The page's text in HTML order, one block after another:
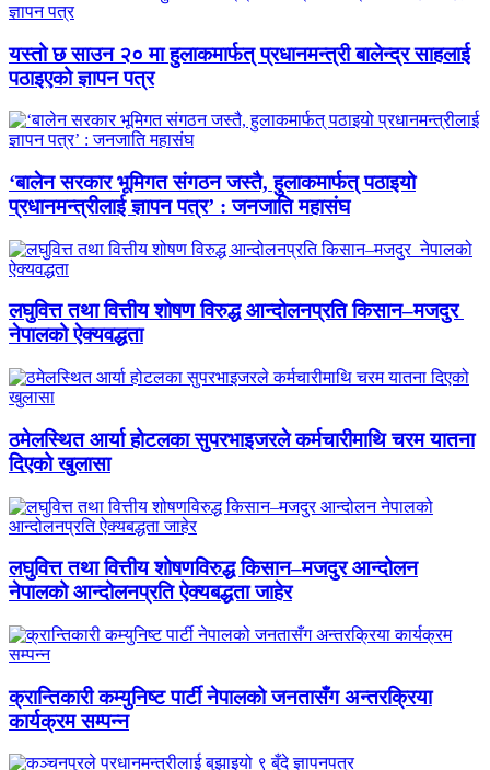
यस्तो छ साउन २० मा हुलाकमार्फत् प्रधानमन्त्री बालेन्द्र साहलाई
पठाइएको ज्ञापन पत्र
‘बालेन सरकार भूमिगत संगठन जस्तै, हुलाकमार्फत् पठाइयो
प्रधानमन्त्रीलाई ज्ञापन पत्र’ : जनजाति महासंघ
लघुवित्त तथा वित्तीय शोषण विरुद्ध आन्दोलनप्रति किसान–मजदुर
नेपालको ऐक्यवद्धता
ठमेलस्थित आर्या होटलका सुपरभाइजरले कर्मचारीमाथि चरम यातना
दिएको खुलासा
लघुवित्त तथा वित्तीय शोषणविरुद्ध किसान–मजदुर आन्दोलन
नेपालको आन्दोलनप्रति ऐक्यबद्धता जाहेर
क्रान्तिकारी कम्युनिष्ट पार्टी नेपालको जनतासँग अन्तरक्रिया
कार्यक्रम सम्पन्न